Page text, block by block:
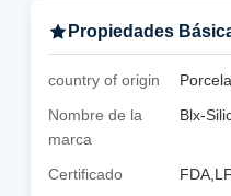
Propiedades
country of origin
Nombre de la
marca
Blx-
Certificado